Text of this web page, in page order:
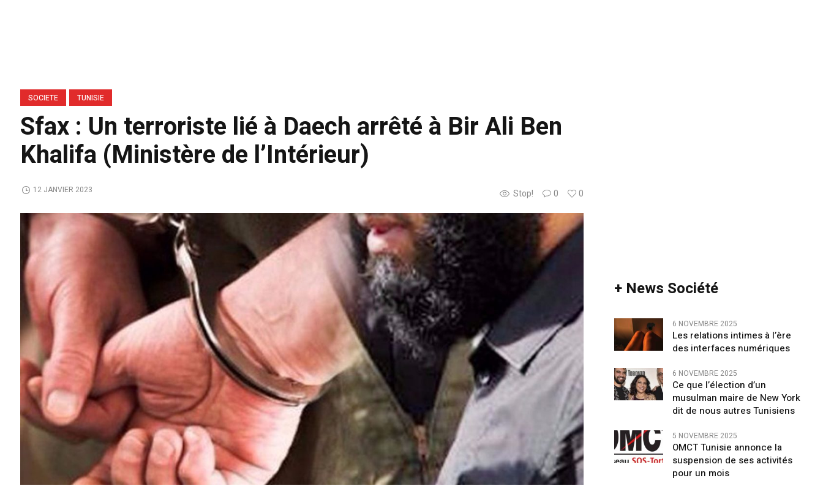
SOCIETE TUNISIE
Sfax : Un terroriste lié à Daech arrêté à Bir Ali Ben
Khalifa (Ministère de l’Intérieur)
Stop! 0 0
12 JANVIER 2023
+ News Société
6 NOVEMBRE 2025
Les relations intimes à l’ère
des interfaces numériques
6 NOVEMBRE 2025
Ce que l’élection d’un
musulman maire de New York
dit de nous autres Tunisiens
5 NOVEMBRE 2025
OMCT Tunisie annonce la
suspension de ses activités
pour un mois